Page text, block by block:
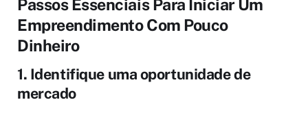
Passos Essenciais Para Iniciar Um
Empreendimento Com Pouco
Dinheiro
1. Identifique uma oportunidade de
mercado